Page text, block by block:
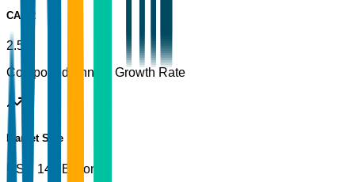
CAGR
2.5%
Compound Annual Growth Rate
Market Size
USD 140 Billion